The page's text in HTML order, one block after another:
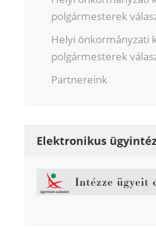
polgármesterek
Helyi önkormányzati
polgármesterek
Partnereink
Elektronikus